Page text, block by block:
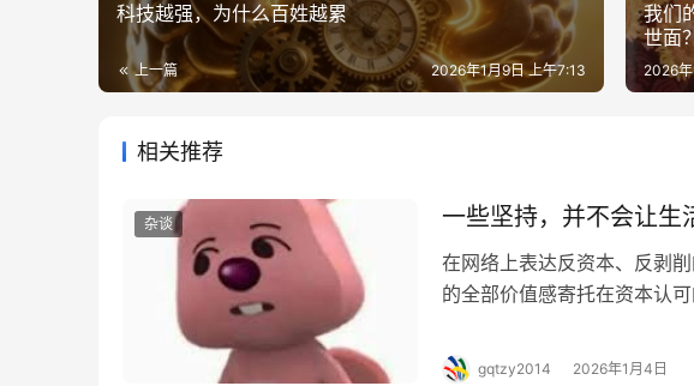
科技越强，为什么百姓越累
上一篇 2026年1月9日 上午7:13
我们
世面
2026年
相关推荐
杂谈 一些坚持，并不会让生
在网络上表达反资本、反剥
的全部价值感寄托在资本认
号，而是一种几乎每天都会
gqtzy2014 2026年1月4日